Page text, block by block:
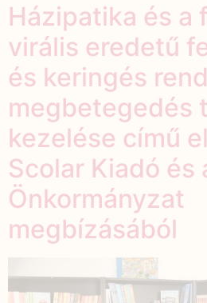
Házipatika és a
virális eredetű
és keringés
megbetegedés
kezelése című
Scolar Kiadó és
Önkormányzat
megbízásából